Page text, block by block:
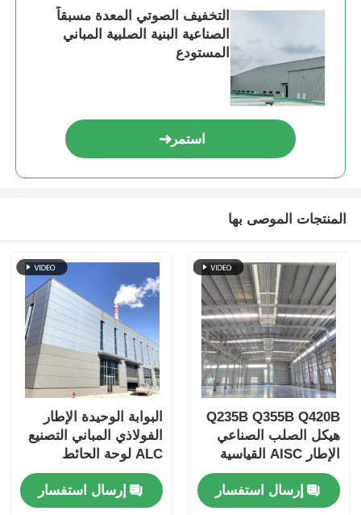
مستودع الهياكل الصلبة
مخزن الهياكل الفولاذية
هيكل فولاذي ثقيل
جسر الهيكل الحديدي
مكتب هيكل الصلب
هيكل فولاذي بيت الدواجن
هيكل فولاذي متعدد الطوابق
هيكل الصلب الصناعي
مبنى فولاذي عام
التخفيف الصوتي المعدة مسبقاً
الصناعية البنية الصلبية المباني
المستودع
استمر
المنتجات الموصى بها
Q235B Q355B Q420B
هيكل الصلب الصناعي
الإطار AISC القياسية
المخصصة
إرسال استفسار
البوابة الوحيدة الإطار
الفولاذي المباني التصنيع
ALC لوحة الحائط
مخصصة
إرسال استفسار